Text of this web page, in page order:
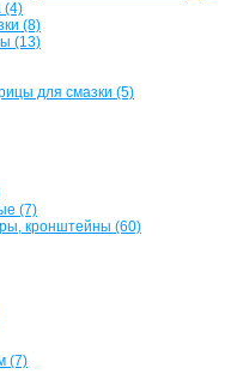
(4)
(8)
(13)
для смазки (5)
(7)
кронштейны (60)
(7)